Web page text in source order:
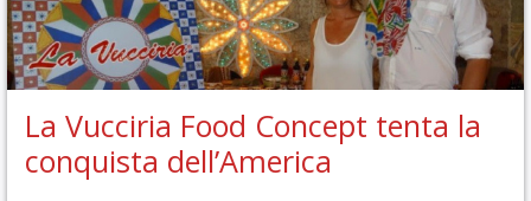
La Vucciria Food Concept tenta la
conquista dell’America